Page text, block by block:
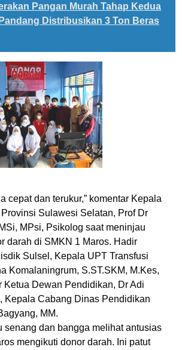
Pangan Murah Tahap Kedua
Distribusikan 3 Ton Beras
cepat dan terukur,” komentar Kepala
Sulawesi Selatan, Prof Dr
MPsi, Psikolog saat meninjau
darah di SMKN 1 Maros. Hadir
Sulsel, Kepala UPT Transfusi
Komalaningrum, S.ST.SKM, M.Kes,
Ketua Dewan Pendidikan, Dr Adi
Kepala Cabang Dinas Pendidikan
MM.
senang dan bangga melihat antusias
mengikuti donor darah. Ini patut